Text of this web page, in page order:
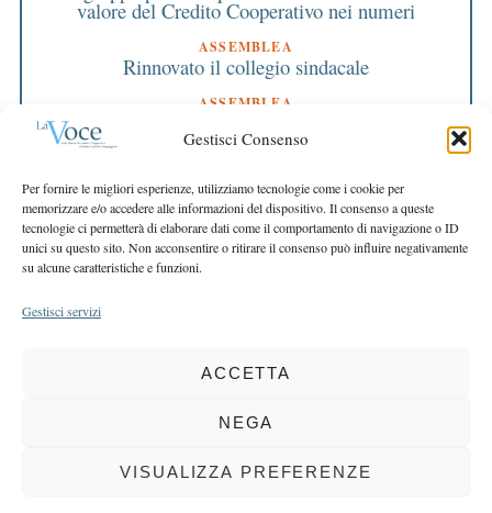
Gestisci Consenso
Per fornire le migliori esperienze, utilizziamo tecnologie come i cookie per
memorizzare e/o accedere alle informazioni del dispositivo. Il consenso a queste
tecnologie ci permetterà di elaborare dati come il comportamento di navigazione o ID
unici su questo sito. Non acconsentire o ritirare il consenso può influire negativamente
su alcune caratteristiche e funzioni.
Gestisci servizi
ACCETTA
NEGA
VISUALIZZA PREFERENZE
valore del Credito Cooperativo nei numeri
ASSEMBLEA
Rinnovato il collegio sindacale
ASSEMBLEA
Bilancio approvato all’unanimità e 2 milioni
destinati al territorio
EDITORIALE DIRETTORE
Crescere restando riconoscibili
EDITORIALE PRESIDENTE
Costruire futuro insieme
COPYRIGHT 2025 LA VOCE |PRIVACY
BCC DI BUSTO GAROLFO E BUGUGGIATE